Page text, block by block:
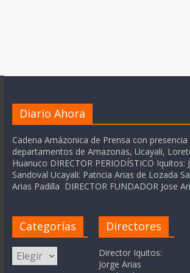
Diario Ahora
Cadena Amázonica de Prensa con presencia
departamentos de Amazonas, Ucayali,
Huanuco DIRECTOR PERIODÍSTICO Iquitos:
Sandoval Ucayali: Patricia Arias de Lozada
Arias Padilla DIRECTOR FUNDADOR Jose
Categorías
Categorías
Directores
Director Iquitos:
Jorge Arias